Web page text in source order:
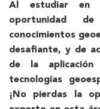
Al estudiar en
oportunidad
conocimientos
desafiante, y de
de la
tecnologías
¡No pierdas la